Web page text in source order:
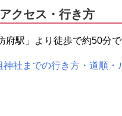
クセス・行き方
府駅」より徒歩で約50分で
神社までの行き方・道順・